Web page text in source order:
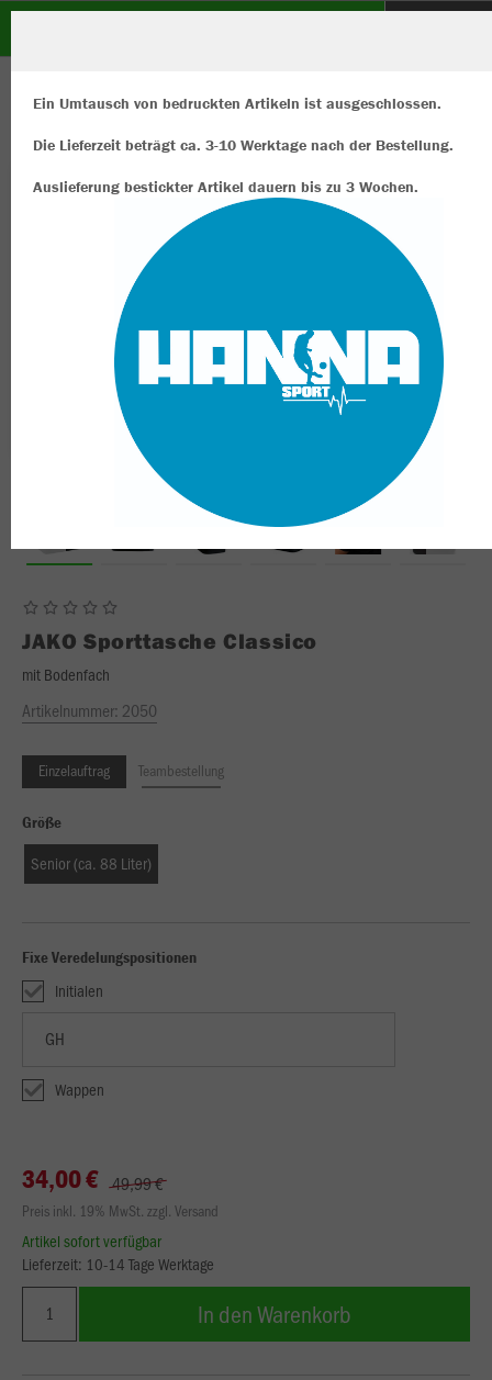
JAKO Sporttasche Classico
mit Bodenfach
Artikelnummer: 2050
Einzelauftrag Teambestellung
Größe
Senior (ca. 88 Liter)
Fixe Veredelungspositionen
Initialen
Wappen
34,00 € 49,99 €
Preis inkl. 19% MwSt. zzgl. Versand
Artikel sofort verfügbar
Lieferzeit: 10-14 Tage Werktage
In den Warenkorb
Ein Umtausch von bedruckten Artikeln ist ausgeschlossen.
Die Lieferzeit beträgt ca. 3-10 Werktage nach der Bestellung.
Auslieferung bestickter Artikel dauern bis zu 3 Wochen.
Wir verwenden Cookies
Durch die Analyse der Besucherdaten können wir dir personalisierte
Inhalte anzeigen und unsere Website verbessern. Weitere
zu den Cookies findest Du in den Einstellungen.
Alle ablehnen
mehr Infos